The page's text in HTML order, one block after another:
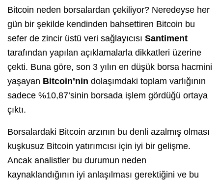
Bitcoin neden borsalardan çekiliyor? Neredeyse her
gün bir şekilde kendinden bahsettiren Bitcoin bu
sefer de zincir üstü veri sağlayıcısı Santiment
tarafından yapılan açıklamalarla dikkatleri üzerine
çekti. Buna göre, son 3 yılın en düşük borsa hacmini
yaşayan Bitcoin’nin dolaşımdaki toplam varlığının
sadece %10,87’sinin borsada işlem gördüğü ortaya
çıktı.
Borsalardaki Bitcoin arzının bu denli azalmış olması
kuşkusuz Bitcoin yatırımcısı için iyi bir gelişme.
Ancak analistler bu durumun neden
kaynaklandığının iyi anlaşılması gerektiğini ve bu